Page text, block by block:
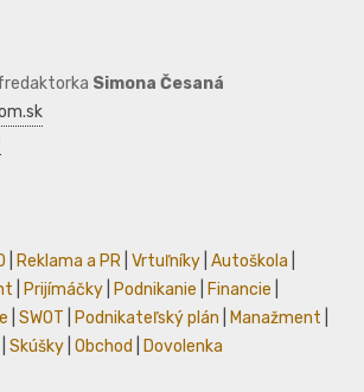
Simona Česaná
Reklama a PR Vrtuľníky Autoškola
Prijímáčky Podnikanie Financie
SWOT Podnikateľský plán Manažment
Skúšky Obchod Dovolenka